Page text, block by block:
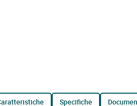
caratteristiche specifiche